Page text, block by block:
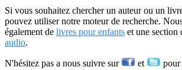
Si vous souhaitez chercher un auteur ou un
pouvez utiliser notre moteur de recherche.
également de livres pour enfants et une section
audio.
N'hésitez pas a nous suivre sur et
pour